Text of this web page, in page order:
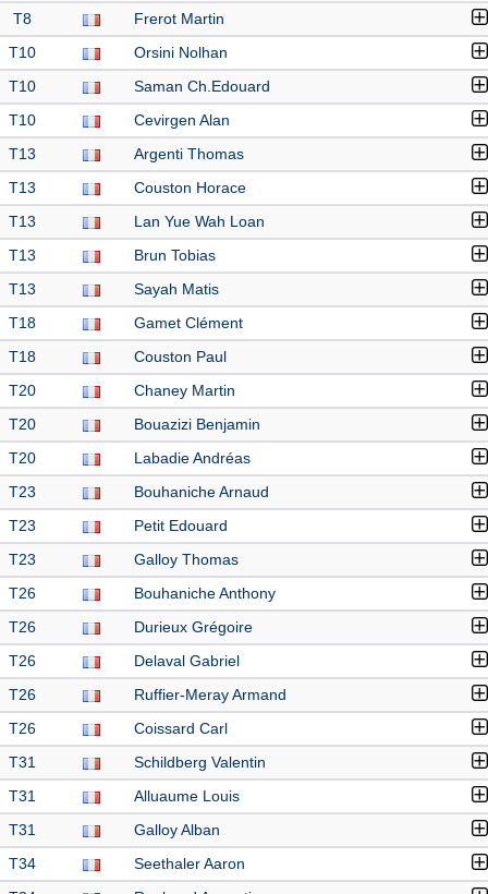
T8 Frerot Martin
T10 Orsini Nolhan
T10 Saman Ch.Edouard
T10 Cevirgen Alan
T13 Argenti Thomas
T13 Couston Horace
T13 Lan Yue Wah Loan
T13 Brun Tobias
T13 Sayah Matis
T18 Gamet Clément
T18 Couston Paul
T20 Chaney Martin
T20 Bouazizi Benjamin
T20 Labadie Andréas
T23 Bouhaniche Arnaud
T23 Petit Edouard
T23 Galloy Thomas
T26 Bouhaniche Anthony
T26 Durieux Grégoire
T26 Delaval Gabriel
T26 Ruffier-Meray Armand
T26 Coissard Carl
T31 Schildberg Valentin
T31 Alluaume Louis
T31 Galloy Alban
T34 Seethaler Aaron